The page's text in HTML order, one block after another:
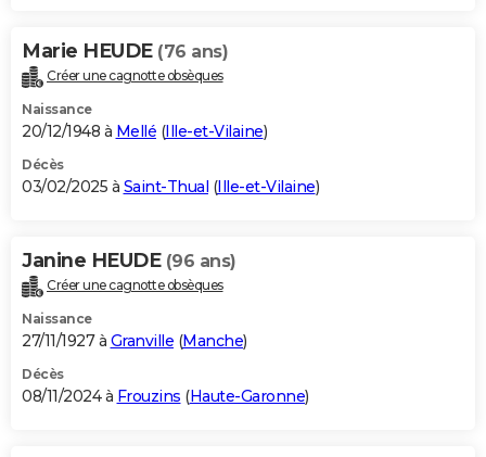
Marie HEUDE (76 ans)
Créer une cagnotte obsèques
Naissance
20/12/1948 à Mellé (Ille-et-Vilaine)
Décès
03/02/2025 à Saint-Thual (Ille-et-Vilaine)
Janine HEUDE (96 ans)
Créer une cagnotte obsèques
Naissance
27/11/1927 à Granville (Manche)
Décès
08/11/2024 à Frouzins (Haute-Garonne)